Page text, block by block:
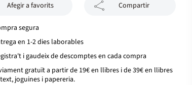
Afegir a favorits Compartir
segura
en 1-2 dies laborables
i gaudeix de descomptes en cada compra
gratuït a partir de 19€ en llibres i de 39€ en llibres
joguines i papereria.